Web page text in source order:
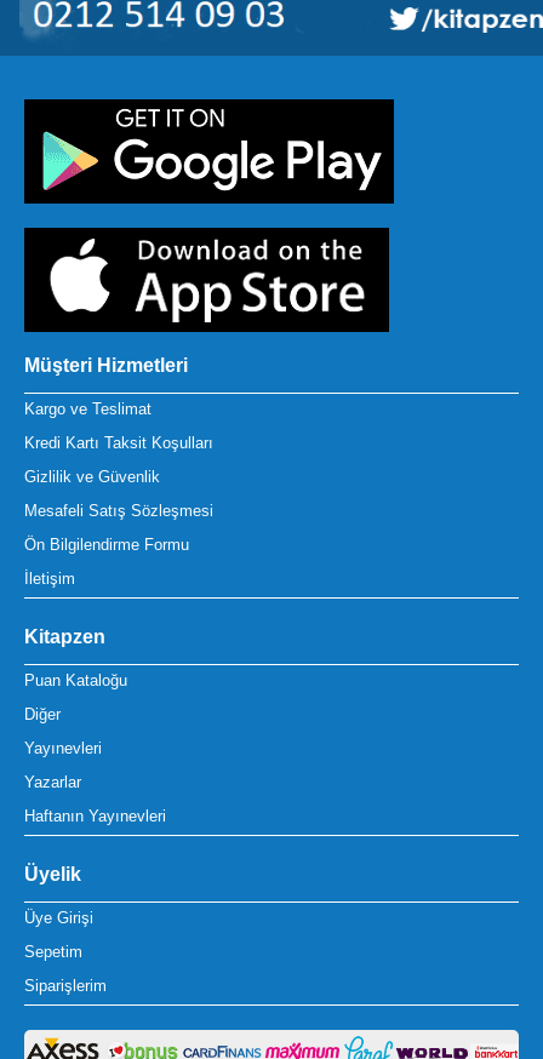
Müşteri Hizmetleri
Kargo ve Teslimat
Kredi Kartı Taksit Koşulları
Gizlilik ve Güvenlik
Mesafeli Satış Sözleşmesi
Ön Bilgilendirme Formu
İletişim
Kitapzen
Puan Kataloğu
Diğer
Yayınevleri
Yazarlar
Haftanın Yayınevleri
Üyelik
Üye Girişi
Sepetim
Siparişlerim